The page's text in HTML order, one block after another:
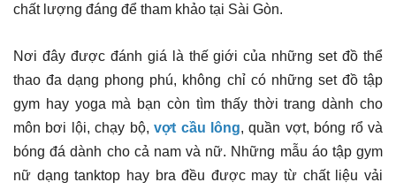
chất lượng đáng để tham khảo tại Sài Gòn.
Nơi đây được đánh giá là thế giới của những set đồ thể
thao đa dạng phong phú, không chỉ có những set đồ tập
gym hay yoga mà bạn còn tìm thấy thời trang dành cho
môn bơi lội, chạy bộ,vợt cầu lông, quần vợt, bóng rổ và
bóng đá dành cho cả nam và nữ. Những mẫu áo tập gym
nữ dạng tanktop hay bra đều được may từ chất liệu vải